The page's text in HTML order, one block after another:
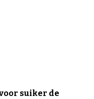
suiker de